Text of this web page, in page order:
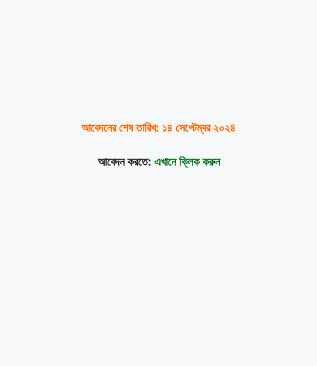
আবেদনের শেষ তারিখ: ১৪ সেপ্টেম্বর ২০২৪
আবেদন করতে: এখানে ক্লিক করুন